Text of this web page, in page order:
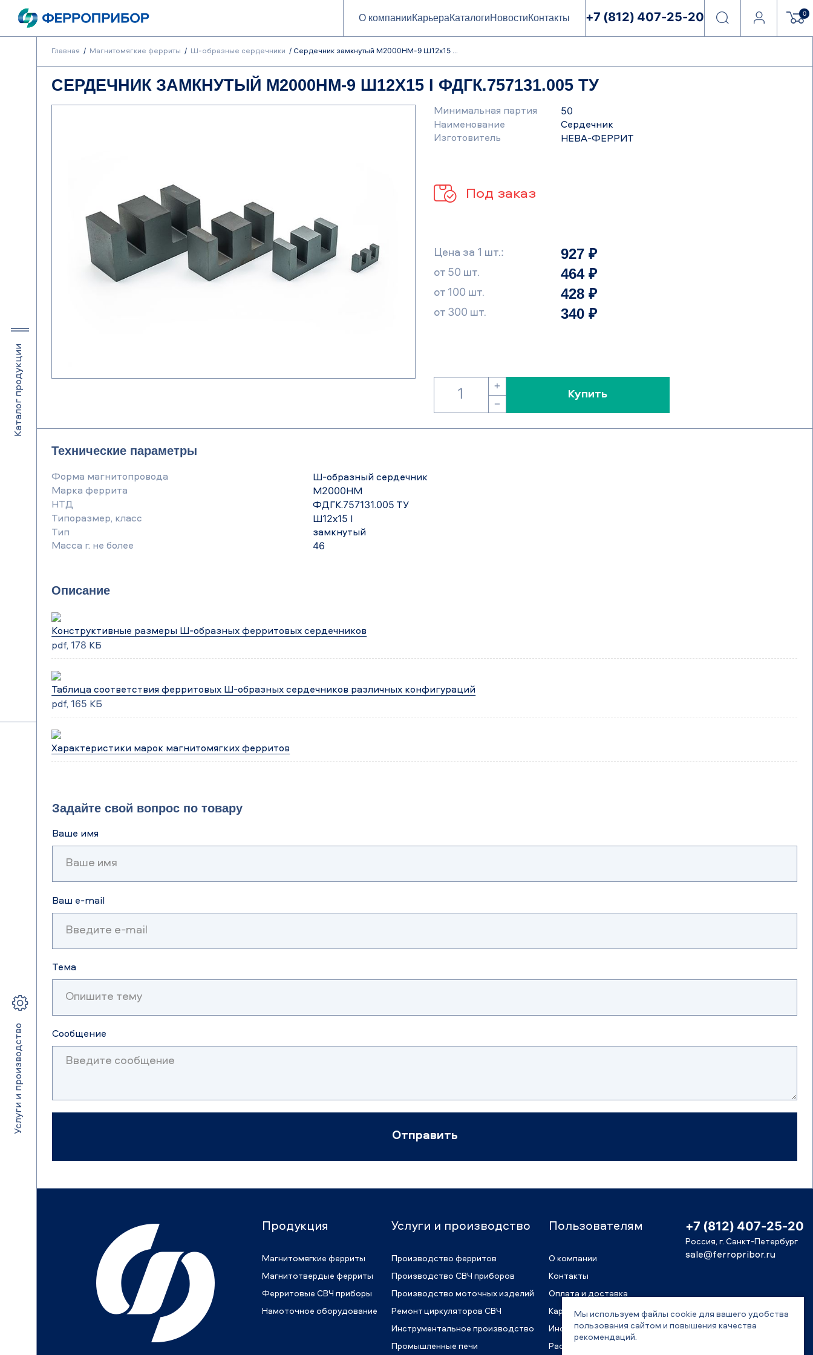
О компанииКарьераКаталогиНовостиКонтакты +7 (812) 407-25-20 0
Главная Магнитомягкие ферриты Ш-образные сердечники Сердечник замкнутый М2000НМ-9 Ш12х15 ...
СЕРДЕЧНИК ЗАМКНУТЫЙ М2000НМ-9 Ш12Х15 I ФДГК.757131.005 ТУ
Минимальная партия
50
Наименование
Сердечник
Изготовитель
НЕВА-ФЕРРИТ
Под заказ
Цена за 1 шт.: 927 ₽
от 50 шт. 464 ₽
от 100 шт. 428 ₽
от 300 шт. 340 ₽
−
+
Купить
Технические параметры
Форма магнитопровода
Ш-образный сердечник
Марка феррита
М2000НМ
НТД
ФДГК.757131.005 ТУ
Типоразмер, класс
Ш12х15 I
Тип
замкнутый
Масса г. не более
46
Описание
Конструктивные размеры Ш-образных ферритовых сердечников
pdf, 178 КБ
Таблица соответствия ферритовых Ш-образных сердечников различных конфигураций
pdf, 165 КБ
Характеристики марок магнитомягких ферритов
Задайте свой вопрос по товару
Ваше имя
Ваш e-mail
Тема
Сообщение
Отправить
Продукция
Магнитомягкие ферриты
Магнитотвердые ферриты
Ферритовые СВЧ приборы
Намоточное оборудование
Услуги и производство
Производство ферритов
Производство СВЧ приборов
Производство моточных изделий
Ремонт циркуляторов СВЧ
Инструментальное производство
Промышленные печи
Пользователям
О компании
Контакты
Оплата и доставка
Карьера
Информация для акционеров
Раскрытие информации
+7 (812) 407-25-20
Россия, г. Санкт-Петербург
sale@ferropribor.ru
Мы используем файлы cookie для вашего удобства
пользования сайтом и повышения качества
рекомендаций.
Каталог продукции
Услуги и производство